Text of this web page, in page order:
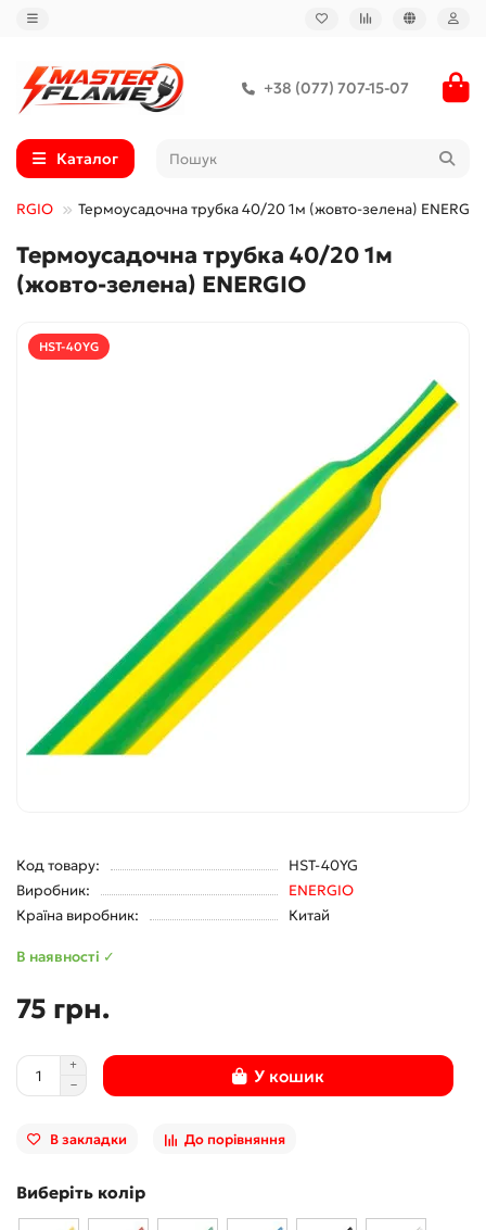
+38 (077) 707-15-07
Каталог
Термоусадочна трубка 40/20 1м (жовто-зелена) ENERGIO
Термоусадочна трубка 40/20 1м
(жовто-зелена) ENERGIO
HST-40YG
Код товару:
HST-40YG
Виробник:
ENERGIO
Країна виробник:
Китай
В наявності ✓
75 грн.
У кошик
В закладки До порівняння
Виберіть колір